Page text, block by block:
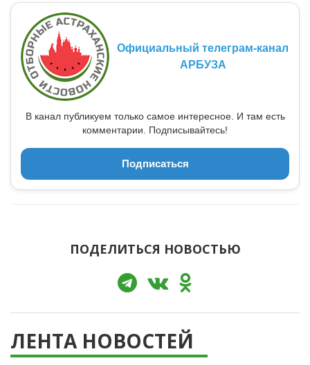
Официальный телеграм-канал
АРБУЗА
В канал публикуем только самое интересное. И там есть
комментарии. Подписывайтесь!
Подписаться
ПОДЕЛИТЬСЯ НОВОСТЬЮ
ЛЕНТА НОВОСТЕЙ